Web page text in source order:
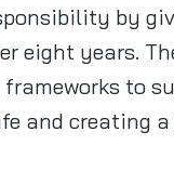
by
eight years.
to
and creating